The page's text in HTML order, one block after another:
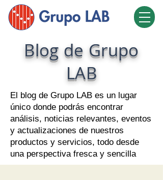
Blog de Grupo
LAB
El blog de Grupo LAB es un lugar
único donde podrás encontrar
análisis, noticias relevantes, eventos
y actualizaciones de nuestros
productos y servicios, todo desde
una perspectiva fresca y sencilla